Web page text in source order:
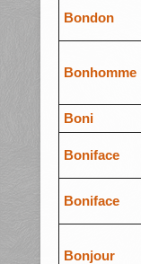
Bondon
Bonhomme
Boni
Boniface
Boniface
Bonjour